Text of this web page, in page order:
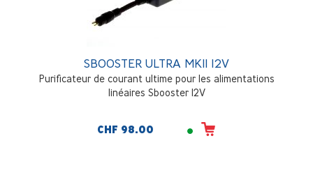
SBOOSTER ULTRA MKII 12V
Purificateur de courant ultime pour les alimentations
linéaires Sbooster 12V
CHF 98.00